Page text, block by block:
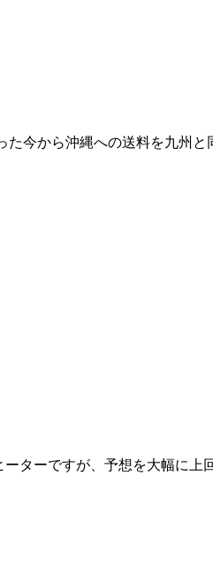
今から沖縄への送料を九州
ターですが、予想を大幅に上